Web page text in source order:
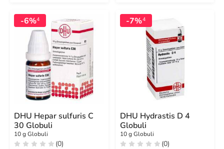
-6%4
DHU Hepar sulfuris C
30 Globuli
10 g Globuli
(0)
-7%4
DHU Hydrastis D 4
Globuli
10 g Globuli
(0)